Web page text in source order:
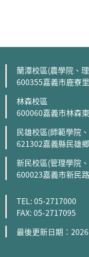
蘭潭校區(農學院、
600355嘉義市鹿寮
林森校區
600060嘉義市林森
民雄校區(師範學院
621302嘉義縣民雄
新民校區(管理學院
600023嘉義市新民
TEL: 05-2717000
FAX: 05-2717095
最後更新日期：